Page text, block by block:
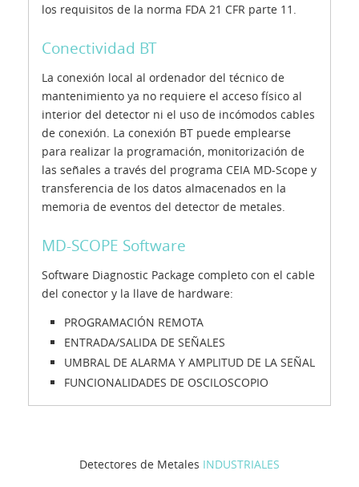
Detectores de Metales INDUSTRIALES
los requisitos de la norma FDA 21 CFR parte 11.
Conectividad BT
La conexión local al ordenador del técnico de
mantenimiento ya no requiere el acceso físico al
interior del detector ni el uso de incómodos cables
de conexión. La conexión BT puede emplearse
para realizar la programación, monitorización de
las señales a través del programa CEIA MD-Scope y
transferencia de los datos almacenados en la
memoria de eventos del detector de metales.
MD-SCOPE Software
Software Diagnostic Package completo con el cable
del conector y la llave de hardware:
PROGRAMACIÓN REMOTA
ENTRADA/SALIDA DE SEÑALES
UMBRAL DE ALARMA Y AMPLITUD DE LA SEÑAL
FUNCIONALIDADES DE OSCILOSCOPIO